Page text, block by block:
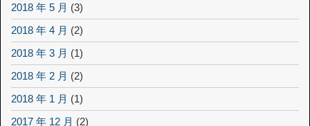
2018 年 5 月 (3)
2018 年 4 月 (2)
2018 年 3 月 (1)
2018 年 2 月 (2)
2018 年 1 月 (1)
2017 年 12 月 (2)